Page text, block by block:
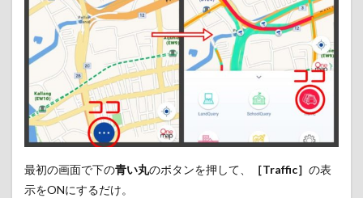
最初の画面で下の青い丸のボタンを押して、 ［Traffic］ の表
示をONにするだけ。